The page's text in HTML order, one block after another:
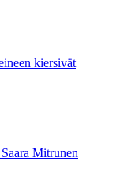
kiersivät
Mitrunen